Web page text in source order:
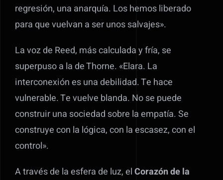
regresión, una anarquía. Los hemos liberado
para que vuelvan a ser unos salvajes».
La voz de Reed, más calculada y fría, se
superpuso a la de Thorne. «Elara. La
interconexión es una debilidad. Te hace
vulnerable. Te vuelve blanda. No se puede
construir una sociedad sobre la empatía. Se
construye con la lógica, con la escasez, con el
control».
A través de la esfera de luz, elCorazón de la